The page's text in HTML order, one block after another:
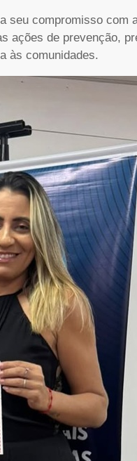
seu compromisso com
ações de prevenção,
às comunidades.